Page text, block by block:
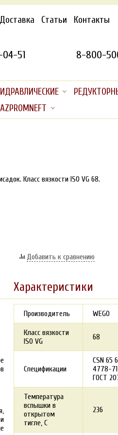
Доставка Статьи Контакты
51 8-800-
Класс вязкости ISO VG 68.
Добавить к сравнению
Характеристики
Производитель WEGO
Класс вязкости
ISO VG
68
Спецификации
CSN 65
4778-
ГОСТ
Температура
вспышки в
открытом
тигле, С
236